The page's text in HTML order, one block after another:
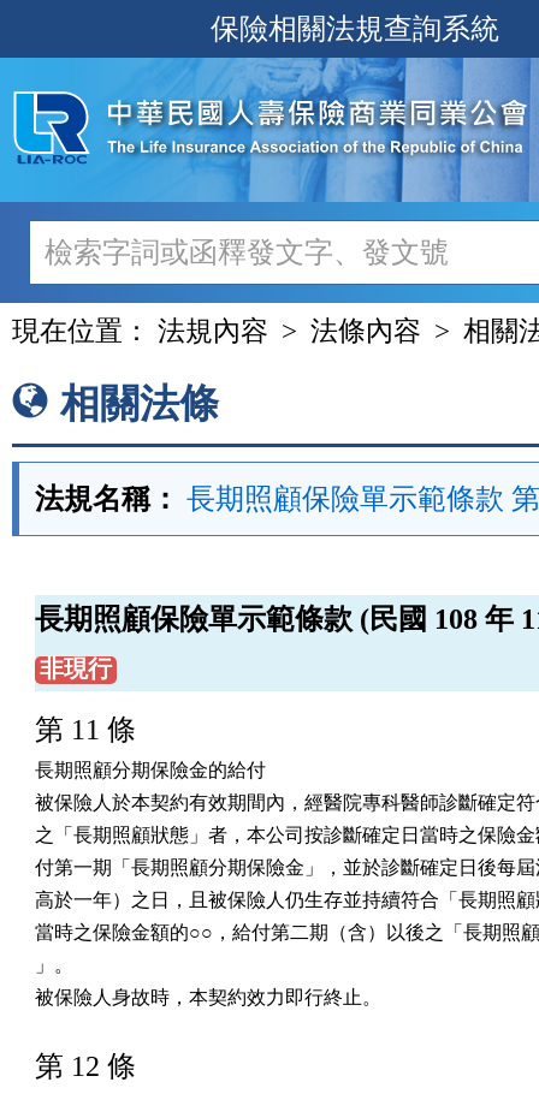
至
主
內
容
保險相關法規查詢系統
現在位置： 法規內容 法條內容 相關
相關法條
法規名稱： 長期照顧保險單示範條款
長期照顧保險單示範條款 (民國 108 年
非現行
第 11 條
長期照顧分期保險金的給付
被保險人於本契約有效期間內，經醫院專科醫師診斷確定
之「長期照顧狀態」者，本公司按診斷確定日當時之保險
付第一期「長期照顧分期保險金」，並於診斷確定日後每
高於一年）之日，且被保險人仍生存並持續符合「長期照
當時之保險金額的○○，給付第二期（含）以後之「長期照
」。
被保險人身故時，本契約效力即行終止。
第 12 條